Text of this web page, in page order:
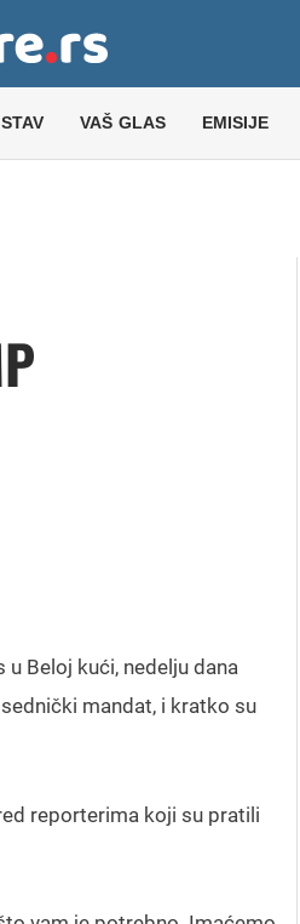
VAŠ GLAS EMISIJE
Beloj kući, nedelju dana
mandat, i kratko su
reporterima koji su pratili